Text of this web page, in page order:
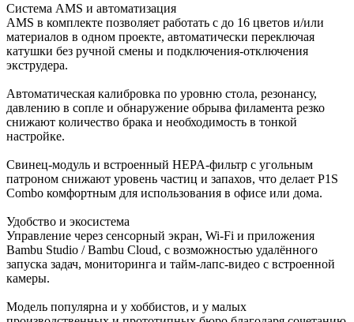
Система AMS и автоматизация
AMS в комплекте позволяет работать с до 16 цветов и/или
материалов в одном проекте, автоматически переключая
катушки без ручной смены и подключения‑отключения
экструдера.
Автоматическая калибровка по уровню стола, резонансу,
давлению в сопле и обнаружение обрыва филамента резко
снижают количество брака и необходимость в тонкой
настройке.
Свинец‑модуль и встроенный HEPA‑фильтр с угольным
патроном снижают уровень частиц и запахов, что делает P1S
Combo комфортным для использования в офисе или дома.
Удобство и экосистема
Управление через сенсорный экран, Wi‑Fi и приложения
Bambu Studio / Bambu Cloud, с возможностью удалённого
запуска задач, мониторинга и тайм‑лапс‑видео с встроенной
камеры.
Модель популярна и у хоббистов, и у малых